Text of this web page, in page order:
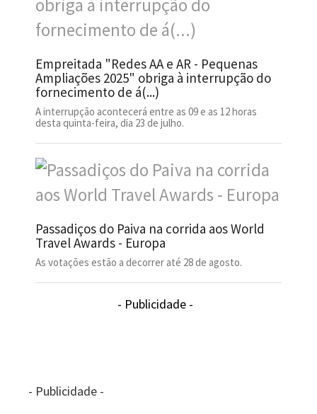
Empreitada "Redes AA e AR - Pequenas
Ampliações 2025" obriga à interrupção do
fornecimento de á(...)
A interrupção acontecerá entre as 09 e as 12 horas
desta quinta-feira, dia 23 de julho.
Passadiços do Paiva na corrida aos World
Travel Awards - Europa
As votações estão a decorrer até 28 de agosto.
- Publicidade -
- Publicidade -